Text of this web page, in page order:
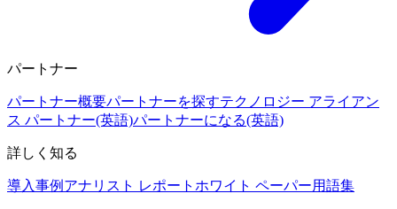
パートナー
パートナー概要パートナーを探すテクノロジー アライアン
ス パートナー(英語)パートナーになる(英語)
詳しく知る
導入事例 アナリスト レポート ホワイト ペーパー用語集